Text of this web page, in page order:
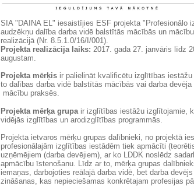
SIA "DAINA EL" iesaistījies ESF projekta "Profesionālo
audzēkņu dalība darba vidē balstītās mācībās un
realizācijā (Nr. 8.5.1.0/16/I/001).
Projekta realizācija laiks: 2017. gada 27. janvāris līdz
augustam.
Projekta mērķis ir palielināt kvalificētu izglītības
to dalības darba vidē balstītās mācībās vai darba
mācību praksēs.
Projekta mērķa grupair izglītības iestāžu izglītojamie,
vidējās izglītības un arodizglītības programmās.
Projekta ietvaros mērķu grupas dalībnieki, no projektā
profesionālajām izglītības iestādēm tiek apmācīti
uzņēmējiem (darba devējiem), ar ko LDDK noslēdz
apmācību īstenošanu. Līdz ar to, mērķa grupas
iemaņas, darbojoties reālajā darba vidē, bet darba
zināšanas, kas nepieciešamas konkrētajam profesijas